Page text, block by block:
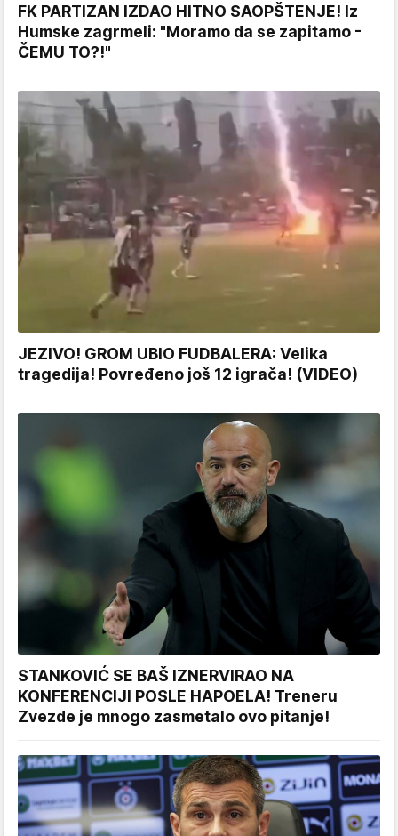
FK PARTIZAN IZDAO HITNO SAOPŠTENJE! Iz
Humske zagrmeli: "Moramo da se zapitamo -
ČEMU TO?!"
JEZIVO! GROM UBIO FUDBALERA: Velika
tragedija! Povređeno još 12 igrača! (VIDEO)
STANKOVIĆ SE BAŠ IZNERVIRAO NA
KONFERENCIJI POSLE HAPOELA! Treneru
Zvezde je mnogo zasmetalo ovo pitanje!